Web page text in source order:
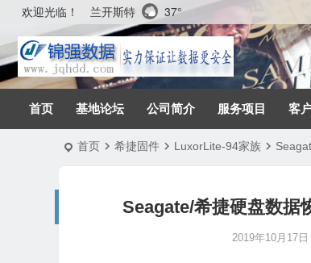
欢迎光临！ 兰开斯特 37°
首页 基地论坛 公司简介 服务项目 客
首页 希捷固件 LuxorLite-94家族
Seagate/希捷硬盘数据
2019年10月17